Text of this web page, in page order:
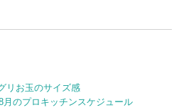
リお玉のサイズ感
月のプロキッチンスケジュール